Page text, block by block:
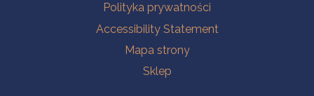
Polityka prywatności
Accessibility Statement
Mapa strony
Sklep